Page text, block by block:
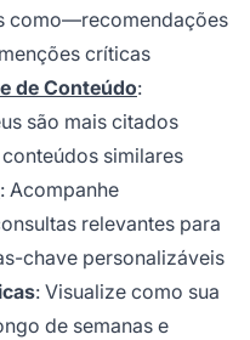
como—recomendações
críticas
de Conteúdo:
são mais citados
similares
: Acompanhe
relevantes para
chave personalizáveis
: Visualize como sua
de semanas e